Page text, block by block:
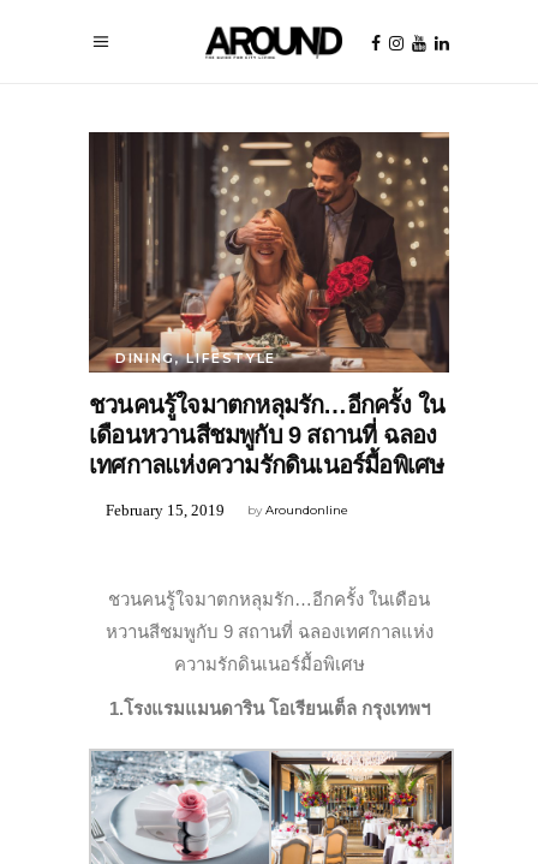
DINING,LIFESTYLE
ชวนคนรู้ใจมาตกหลุมรัก…อีกครั้ง ใน
เดือนหวานสีชมพูกับ 9 สถานที่ ฉลอง
เทศกาลแห่งความรักดินเนอร์มื้อพิเศษ
byAroundonline
February 15, 2019
ชวนคนรู้ใจมาตกหลุมรัก…อีกครั้ง ในเดือน
หวานสีชมพูกับ 9 สถานที่ ฉลองเทศกาลแห่ง
ความรักดินเนอร์มื้อพิเศษ
1.โรงแรมแมนดาริน โอเรียนเต็ล กรุงเทพฯ